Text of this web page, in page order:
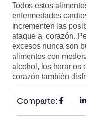
Todos estos
enfermedades
incrementen las
ataque al corazón.
excesos nunca son
alimentos con
alcohol, los horarios
corazón también
Comparte: